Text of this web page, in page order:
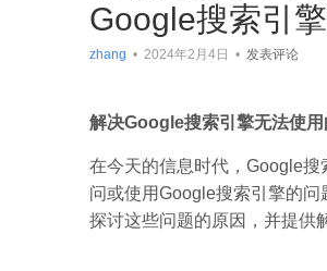
Google搜索引
zhang • 2024年2月4日 • 发表评论
解决Google搜索引擎无法使用
在今天的信息时代，Google
问或使用Google搜索引擎的
探讨这些问题的原因，并提供